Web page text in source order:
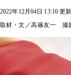
2022年12月04日 13:10 更新
取材・文／高篠友一 撮